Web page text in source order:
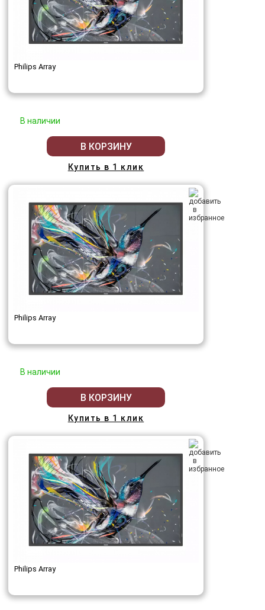
Philips Array
В наличии
В КОРЗИНУ
Купить в 1 клик
Philips Array
В наличии
В КОРЗИНУ
Купить в 1 клик
Philips Array